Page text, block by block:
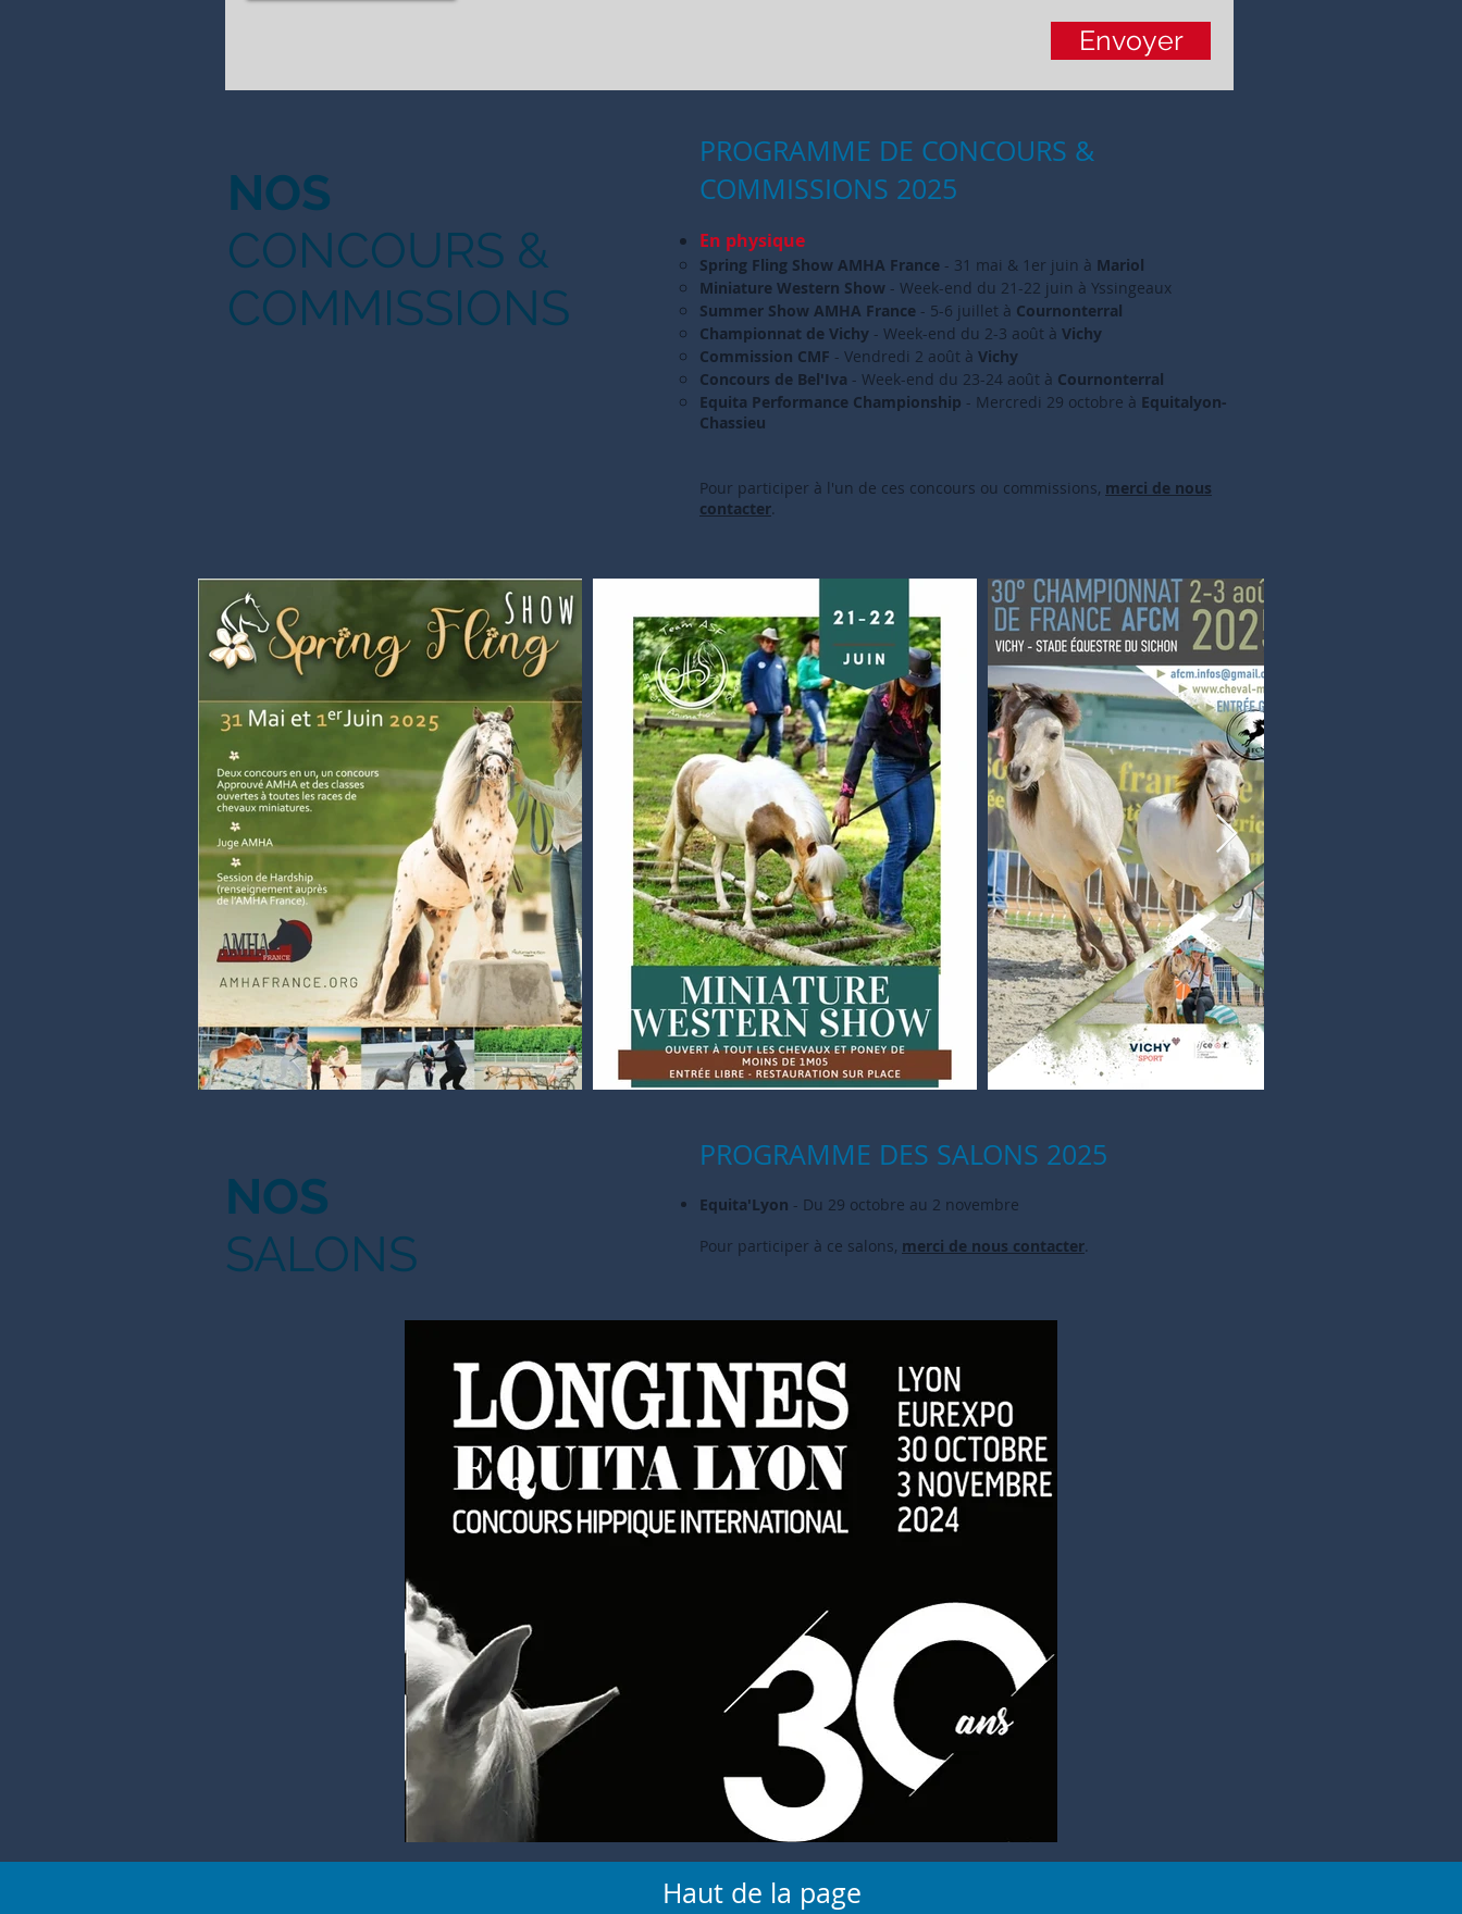
Envoyer
NOS
CONCOURS &
COMMISSIONS
PROGRAMME DE CONCOURS &
COMMISSIONS 2025
En physique
Spring Fling Show AMHA France - 31 mai & 1er juin à Mariol
Miniature Western Show - Week-end du 21-22 juin à Yssingeaux
Summer Show AMHA France - 5-6 juillet à Cournonterral
Championnat de Vichy - Week-end du 2-3 août à Vichy
Commission CMF - Vendredi 2 août à Vichy
Concours de Bel'Iva - Week-end du 23-24 août à Cournonterral
Equita Performance Championship - Mercredi 29 octobre à Equitalyon-
Chassieu
Pour participer à l'un de ces concours ou commissions, merci de nous
contacter.
NOS
SALONS
PROGRAMME DES SALONS 2025
Equita'Lyon - Du 29 octobre au 2 novembre
Pour participer à ce salons, merci de nous contacter.
Haut de la page